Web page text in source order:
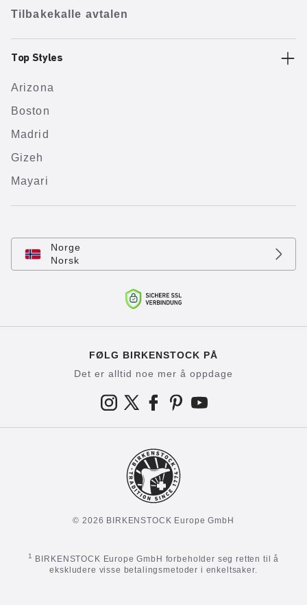
Tilbakekalle avtalen
Top Styles
Arizona
Boston
Madrid
Gizeh
Mayari
Norge
Norsk
FØLG BIRKENSTOCK PÅ
Det er alltid noe mer å oppdage
© 2026 BIRKENSTOCK Europe GmbH
1
BIRKENSTOCK Europe GmbH forbeholder seg retten til å
ekskludere visse betalingsmetoder i enkeltsaker.